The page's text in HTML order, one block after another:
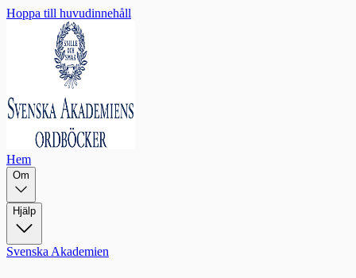
Hoppa till huvudinnehåll
Hem
Om
Hjälp
Svenska Akademien